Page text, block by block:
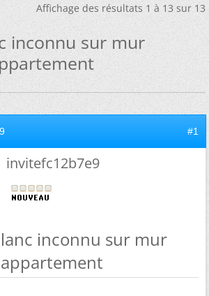
Affichage des résultats 1 à 13 sur 13
inconnu sur mur
#1
invitefc12b7e9
inconnu sur mur